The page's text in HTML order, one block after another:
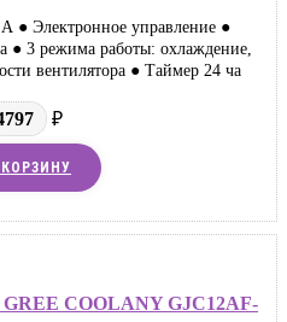
● Электронное управление ●
● 3 режима работы: охлаждение,
вентилятора ● Таймер 24 ча
₽
COOLANY GJC12AF-